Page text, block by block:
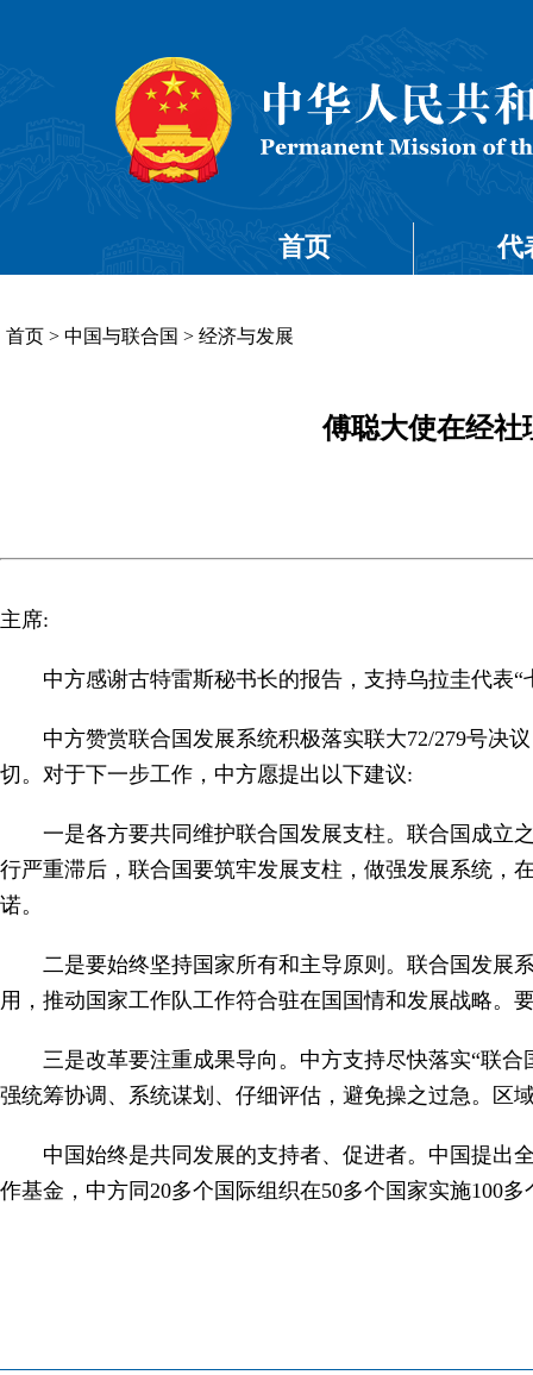
首页 代
首页 > 中国与联合国 > 经济与发展
傅聪大使在经社
主席:
中方感谢古特雷斯秘书长的报告，支持乌拉圭代表
中方赞赏联合国发展系统积极落实联大72/279号决
切。对于下一步工作，中方愿提出以下建议:
一是各方要共同维护联合国发展支柱。联合国成立
行严重滞后，联合国要筑牢发展支柱，做强发展系统，
诺。
二是要始终坚持国家所有和主导原则。联合国发展
用，推动国家工作队工作符合驻在国国情和发展战略。
三是改革要注重成果导向。中方支持尽快落实“联
强统筹协调、系统谋划、仔细评估，避免操之过急。区
中国始终是共同发展的支持者、促进者。中国提出
作基金，中方同20多个国际组织在50多个国家实施100